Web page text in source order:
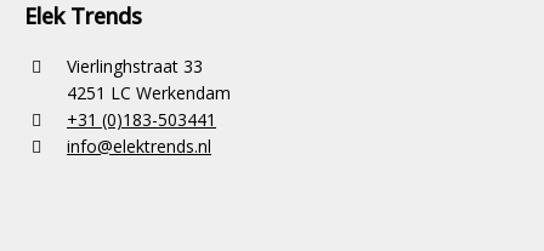
Elek Trends
Vierlinghstraat 33
4251 LC Werkendam
+31 (0)183-503441
info@elektrends.nl